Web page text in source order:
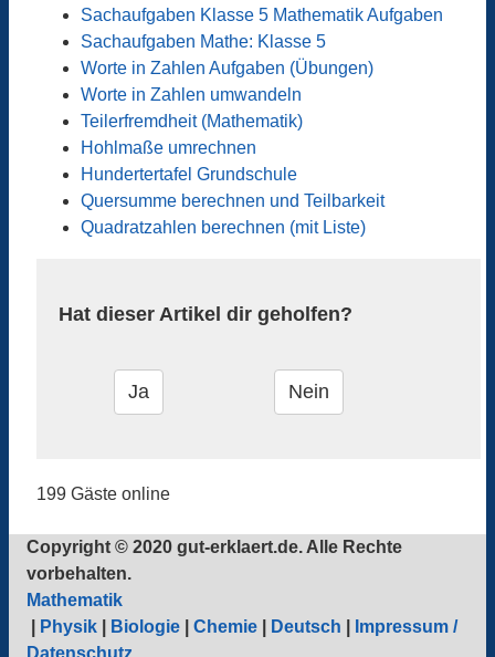
Sachaufgaben Klasse 5 Mathematik Aufgaben
Sachaufgaben Mathe: Klasse 5
Worte in Zahlen Aufgaben (Übungen)
Worte in Zahlen umwandeln
Teilerfremdheit (Mathematik)
Hohlmaße umrechnen
Hundertertafel Grundschule
Quersumme berechnen und Teilbarkeit
Quadratzahlen berechnen (mit Liste)
Hat dieser Artikel dir geholfen?
199 Gäste online
Copyright © 2020 gut-erklaert.de. Alle Rechte
vorbehalten.
Mathematik
Physik Biologie Chemie Deutsch
Impressum /